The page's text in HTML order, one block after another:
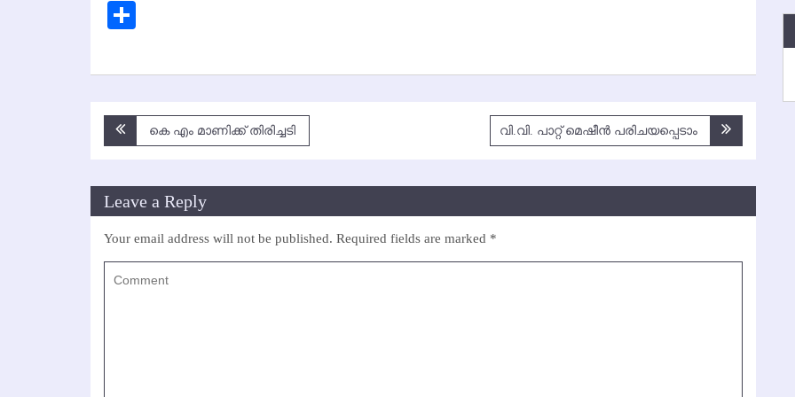
Post
കെ എം മാണിക്ക് തിരിച്ചടി വി.വി. പാറ്റ് മെഷീന്‍ പരിചയപ്പെടാം
Leave a Reply
Your email address will not be published. Required fields are marked *